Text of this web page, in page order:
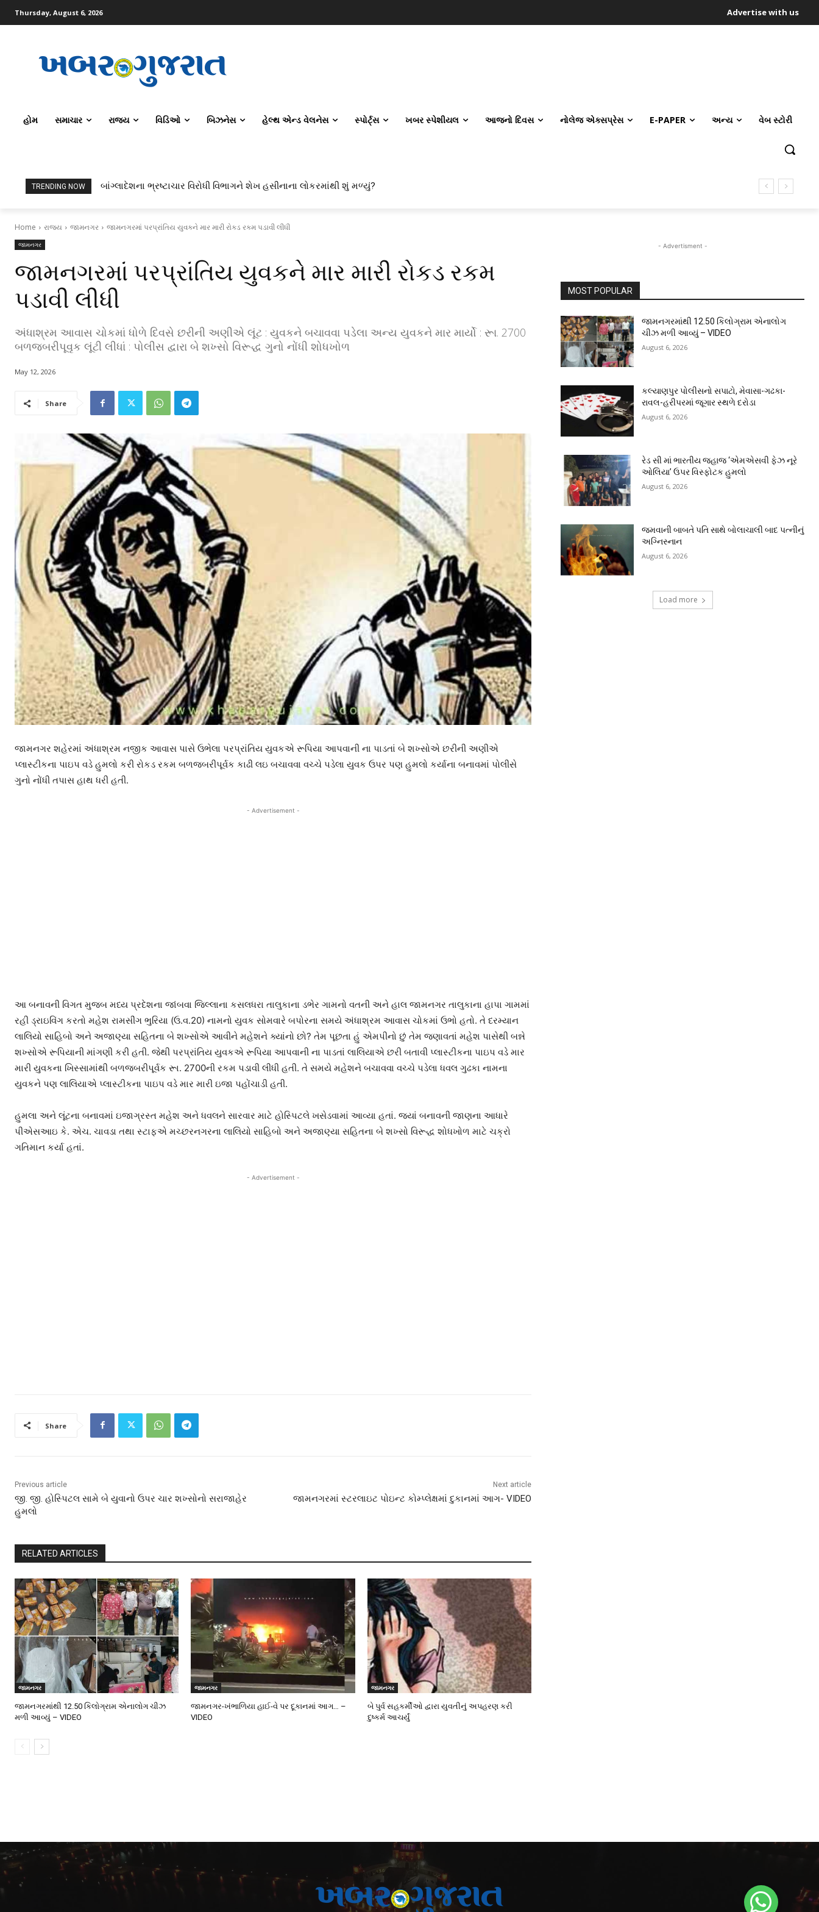
Thursday, August 6, 2026 Advertise with us
હોમ સમાચાર રાજ્ય વિડિઓ બિઝનેસ હેલ્થ એન્ડ વેલનેસ સ્પોર્ટ્સ ખબર સ્પેશીયલ આજનો દિવસ નોલેજ એક્સપ્રેસ E-PAPER અન્ય વેબ સ્ટોરી
TRENDING NOW બાંગ્લાદેશના ભ્રષ્ટાચાર વિરોધી વિભાગને શેખ હસીનાના લોકરમાંથી શું મળ્યું?
Home રાજ્ય જામનગર જામનગરમાં પરપ્રાંતિય યુવકને માર મારી રોકડ રકમ પડાવી લીધી
જામનગર
જામનગરમાં પરપ્રાંતિય યુવકને માર મારી રોકડ રકમ
પડાવી લીધી
અંધાશ્રમ આવાસ ચોકમાં ધોળે દિવસે છરીની અણીએ લૂંટ : યુવકને બચાવવા પડેલા અન્ય યુવકને માર માર્યો : રૂા. 2700
બળજબરીપૂવૃક લૂંટી લીધાં : પોલીસ દ્વારા બે શખ્સો વિરૂદ્ધ ગુનો નોંધી શોધખોળ
May 12, 2026
Share
જામનગર શહેરમાં અંધાશ્રમ નજીક આવાસ પાસે ઉભેલા પરપ્રાંતિય યુવકએ રૂપિયા આપવાની ના પાડતાં બે શખ્સોએ છરીની અણીએ
પ્લાસ્ટીકના પાઇપ વડે હુમલો કરી રોકડ રકમ બળજબરીપૂર્વક કાઢી લઇ બચાવવા વચ્ચે પડેલા યુવક ઉપર પણ હુમલો કર્યાના બનાવમાં પોલીસે
ગુનો નોંધી તપાસ હાથ ધરી હતી.
- Advertisement -
આ બનાવની વિગત મુજબ મધ્ય પ્રદેશના જાંબવા જિલ્લાના કસલધરા તાલુકાના ડભેર ગામનો વતની અને હાલ જામનગર તાલુકાના હાપા ગામમાં
રહી ડ્રાઇવિંગ કરતો મહેશ રામસીંગ ભુરિયા (ઉ.વ.20) નામનો યુવક સોમવારે બપોરના સમયે અંધાશ્રમ આવાસ ચોકમાં ઉભો હતો. તે દરમ્યાન
લાલિયો સાહિબો અને અજાણ્યા સહિતના બે શખ્સોએ આવીને મહેશને ક્યાંનો છો? તેમ પૂછતા હું એમપીનો છું તેમ જણાવતાં મહેશ પાસેથી બન્ને
શખ્સોએ રૂપિયાની માંગણી કરી હતી. જેથી પરપ્રાંતિય યુવકએ રૂપિયા આપવાની ના પાડતાં લાલિયાએ છરી બતાવી પ્લાસ્ટીકના પાઇપ વડે માર
મારી યુવકના ખિસ્સામાંથી બળજબરીપૂર્વક રૂા. 2700ની રકમ પડાવી લીધી હતી. તે સમયે મહેશને બચાવવા વચ્ચે પડેલા ધવલ ગુઢકા નામના
યુવકને પણ લાલિયાએ પ્લાસ્ટીકના પાઇપ વડે માર મારી ઇજા પહોંચાડી હતી.
હુમલા અને લૂંટના બનાવમાં ઇજાગ્રસ્ત મહેશ અને ધવલને સારવાર માટે હોસ્પિટલે ખસેડવામાં આવ્યા હતાં. જ્યાં બનાવની જાણના આધારે
પીએસઆઇ કે. એચ. ચાવડા તથા સ્ટાફએ મચ્છરનગરના લાલિયો સાહિબો અને અજાણ્યા સહિતના બે શખ્સો વિરૂદ્ધ શોધખોળ માટે ચક્રો
ગતિમાન કર્યા હતાં.
- Advertisement -
Share
Previous article
જી. જી. હોસ્પિટલ સામે બે યુવાનો ઉપર ચાર શખ્સોનો સરાજાહેર
હુમલો
Next article
જામનગરમાં સ્ટરલાઇટ પોઇન્ટ કોમ્પ્લેક્ષમાં દુકાનમાં આગ- VIDEO
RELATED ARTICLES
જામનગર
જામનગરમાંથી 12.50 કિલોગ્રામ એનાલોગ ચીઝ
મળી આવ્યું – VIDEO
જામનગર
જામનગર-ખંભાળિયા હાઈ-વે પર દૂકાનમાં આગ… –
VIDEO
જામનગર
બે પુર્વ સહકર્મીઓ દ્વારા યુવતીનું અપહરણ કરી
દુષ્કર્મ આચર્યું
- Advertisment -
MOST POPULAR
જામનગરમાંથી 12.50 કિલોગ્રામ એનાલોગ
ચીઝ મળી આવ્યું – VIDEO
August 6, 2026
કલ્યાણપુર પોલીસનો સપાટો, મેવાસા-ગઢકા-
રાવલ-હરીપરમાં જૂગાર સ્થળે દરોડા
August 6, 2026
રેડ સી માં ભારતીય જહાજ ‘એમએસવી ફેઝ નૂરે
ઓલિયા’ ઉપર વિસ્ફોટક હુમલો
August 6, 2026
જમવાની બાબતે પતિ સાથે બોલાચાલી બાદ પત્નીનું
અગ્નિસ્નાન
August 6, 2026
Load more